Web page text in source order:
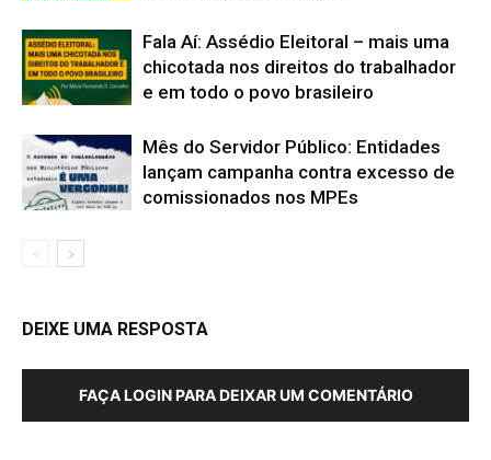
Fala Aí: Assédio Eleitoral – mais uma
chicotada nos direitos do trabalhador
e em todo o povo brasileiro
Mês do Servidor Público: Entidades
lançam campanha contra excesso de
comissionados nos MPEs
DEIXE UMA RESPOSTA
FAÇA LOGIN PARA DEIXAR UM COMENTÁRIO